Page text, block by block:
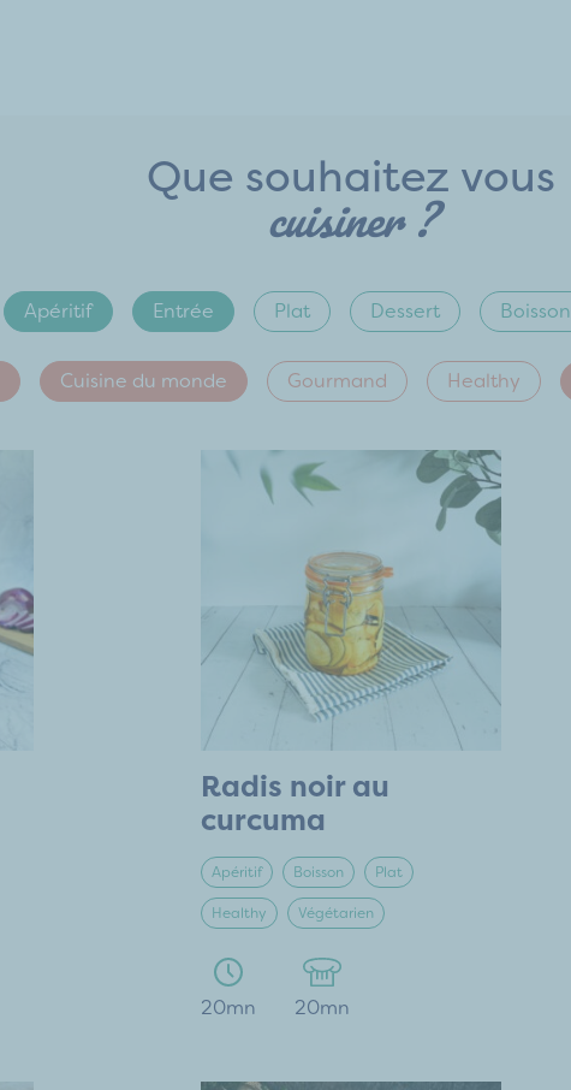
Que souhaitez vous
cuisiner ?
Apéritif Entrée Plat Dessert Boisson
Cuisine du monde Gourmand Healthy
Radis noir au
curcuma
Apéritif Boisson Plat
Healthy Végétarien
20mn 20mn